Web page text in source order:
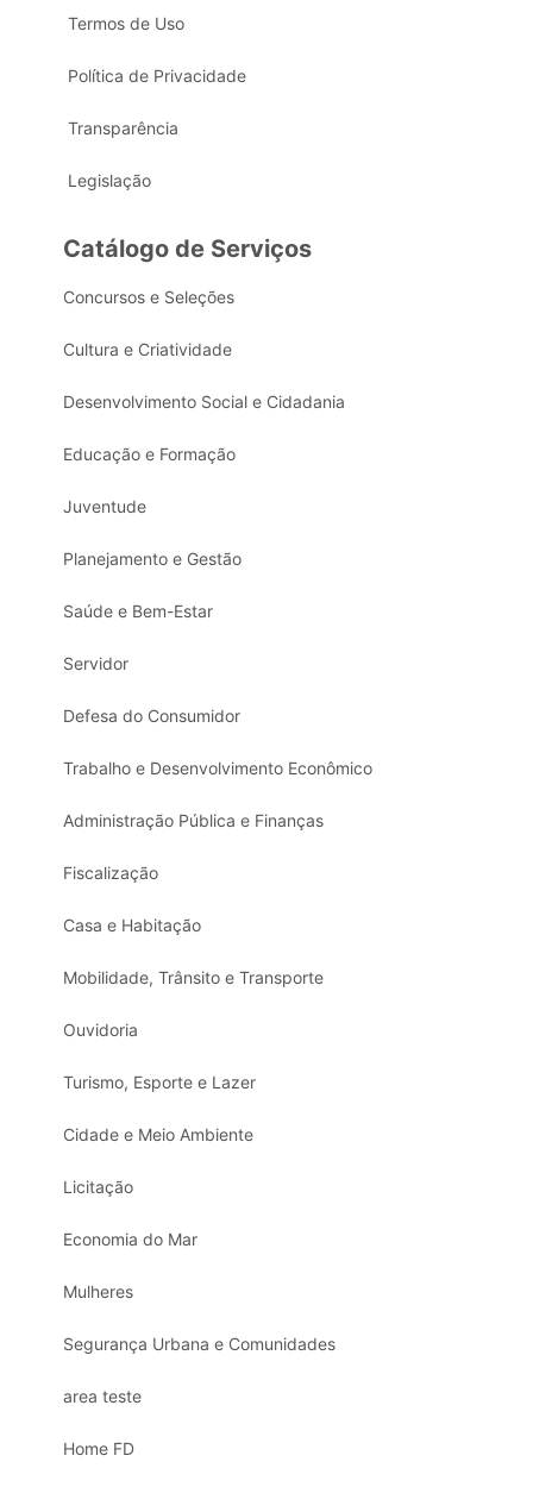
Termos de Uso
Política de Privacidade
Transparência
Legislação
Catálogo de Serviços
Concursos e Seleções
Cultura e Criatividade
Desenvolvimento Social e Cidadania
Educação e Formação
Juventude
Planejamento e Gestão
Saúde e Bem-Estar
Servidor
Defesa do Consumidor
Trabalho e Desenvolvimento Econômico
Administração Pública e Finanças
Fiscalização
Casa e Habitação
Mobilidade, Trânsito e Transporte
Ouvidoria
Turismo, Esporte e Lazer
Cidade e Meio Ambiente
Licitação
Economia do Mar
Mulheres
Segurança Urbana e Comunidades
area teste
Home FD